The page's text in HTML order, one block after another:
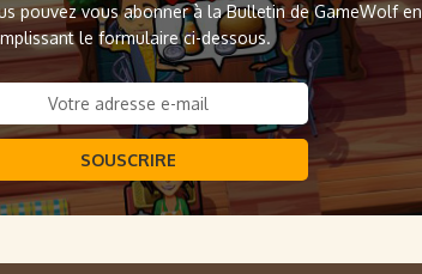
pouvez vous abonner à la Bulletin de GameWolf en
le formulaire ci-dessous.
SOUSCRIRE